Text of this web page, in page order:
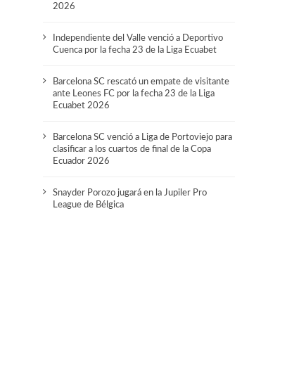
2026
Independiente del Valle venció a Deportivo
Cuenca por la fecha 23 de la Liga Ecuabet
Barcelona SC rescató un empate de visitante
ante Leones FC por la fecha 23 de la Liga
Ecuabet 2026
Barcelona SC venció a Liga de Portoviejo para
clasificar a los cuartos de final de la Copa
Ecuador 2026
Snayder Porozo jugará en la Jupiler Pro
League de Bélgica